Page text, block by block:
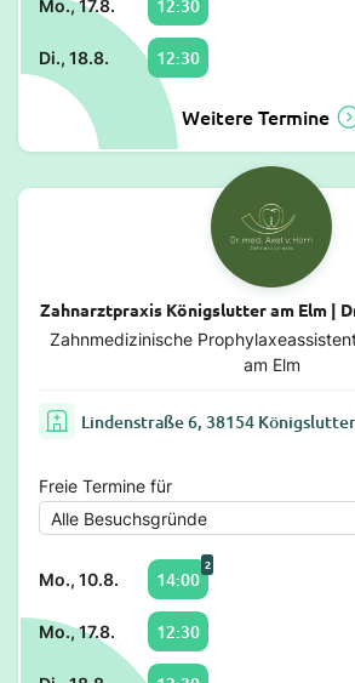
Mo., 17.8. 12:30
Di., 18.8. 12:30
Weitere Termine
Zahnarztpraxis Königslutter am Elm |
Zahnmedizinische
am Elm
Lindenstraße 6, 38154
Freie Termine für
Mo., 10.8. 14:00
2
Mo., 17.8. 12:30